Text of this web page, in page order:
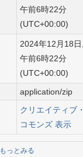
午前6時22分
(UTC+00:00)
2024年12月18日,
午前6時22分
(UTC+00:00)
application/zip
クリエイティブ・
コモンズ 表示
もっとみる